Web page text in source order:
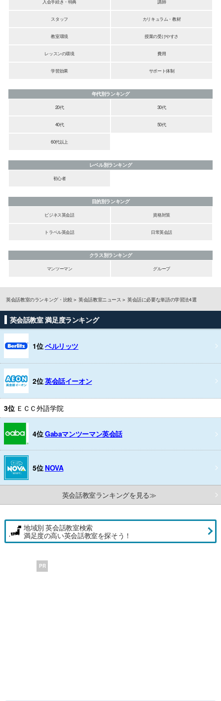
スタッフ カリキュラム・教材
教室環境 授業の受けやすさ
レッスンの環境 費用
学習効果 サポート体制
年代別ランキング
20代
30代
40代 50代
60代以上
レベル別ランキング
初心者
目的別ランキング
ビジネス英会話
資格対策
トラベル英会話 日常英会話
クラス別ランキング
マンツーマン
グループ
英会話教室のランキング・比較 英会話教室ニュース 英会話に必要な単語の学習法4選
英会話教室 満足度ランキング
1位ベルリッツ
2位英会話イーオン
3位 ＥＣＣ外語学院
4位Gabaマンツーマン英会話
5位 NOVA
英会話教室ランキングを見る≫
地域別 英会話教室検索
満足度の高い英会話教室を探そう！
PR